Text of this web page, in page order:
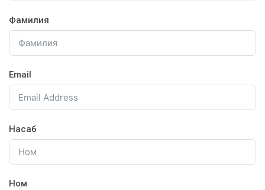
Фамилия
Email
Насаб
Ном